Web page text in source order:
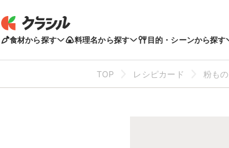
食材から探す 料理名から探す 目的・シーンから探す
TOP レシピカード 粉もの